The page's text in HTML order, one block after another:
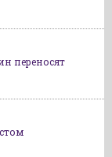
переносят